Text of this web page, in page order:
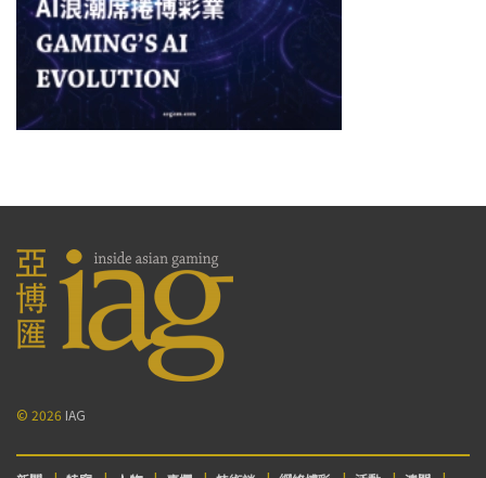
© 2026 IAG